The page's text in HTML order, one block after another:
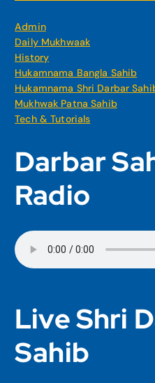
Admin
Daily Mukhwaak
History
Hukamnama Bangla Sahib
Hukamnama Shri Darbar
Mukhwak Patna Sahib
Tech & Tutorials
Darbar
Radio
Live Shri
Sahib